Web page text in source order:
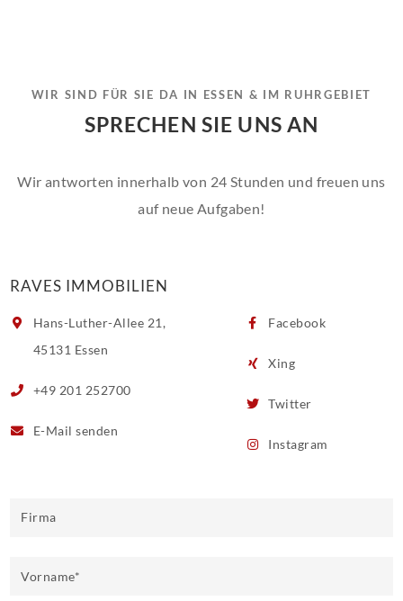
WIR SIND FÜR SIE DA IN ESSEN & IM RUHRGEBIET
SPRECHEN SIE UNS AN
Wir antworten innerhalb von 24 Stunden und freuen uns
auf neue Aufgaben!
RAVES IMMOBILIEN
Hans-Luther-Allee 21,
45131 Essen
+49 201 252700
E-Mailsenden
Facebook
Xing
Twitter
Instagram
Firma
Vorname*